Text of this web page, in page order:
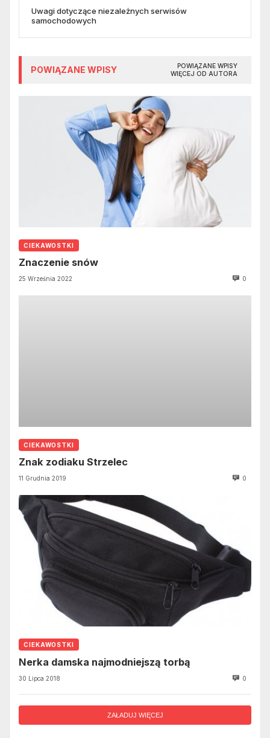
Uwagi dotyczące niezależnych serwisów
samochodowych
POWIĄZANE WPISY
POWIĄZANE WPISY
WIĘCEJ OD AUTORA
CIEKAWOSTKI
Znaczenie snów
25 Września 2022 0
CIEKAWOSTKI
Znak zodiaku Strzelec
11 Grudnia 2019 0
CIEKAWOSTKI
Nerka damska najmodniejszą torbą
30 Lipca 2018 0
ZAŁADUJ WIĘCEJ